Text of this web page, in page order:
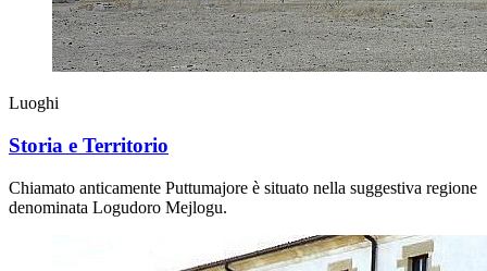
Luoghi
Storia e Territorio
Chiamato anticamente Puttumajore è situato nella suggestiva regione
denominata Logudoro Mejlogu.